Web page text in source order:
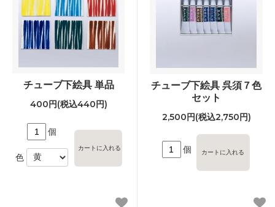
チューブ下絵具 単品
400円(税込440円)
個
色
チューブ下絵具 呉須７色
セット
2,500円(税込2,750円)
個